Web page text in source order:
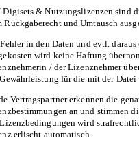
Digisets & Nutzungslizenzen sind
Rückgaberecht und Umtausch
in den Daten und evtl. daraus
wird keine Haftung
/ der Lizenznehmer
für die mit der Datei
Vertragspartner erkennen die
an und stimmen
wird
erlischt automatisch.